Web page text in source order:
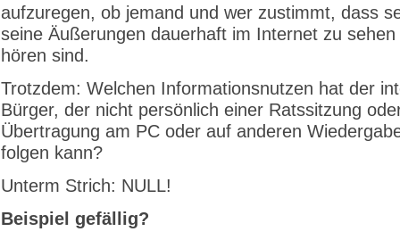
aufzuregen, ob jemand und wer zustimmt, dass
seine Äußerungen dauerhaft im Internet zu
hören sind.
Trotzdem: Welchen Informationsnutzen hat der
Bürger, der nicht persönlich einer Ratssitzung
Übertragung am PC oder auf anderen
folgen kann?
Unterm Strich: NULL!
Beispiel gefällig?